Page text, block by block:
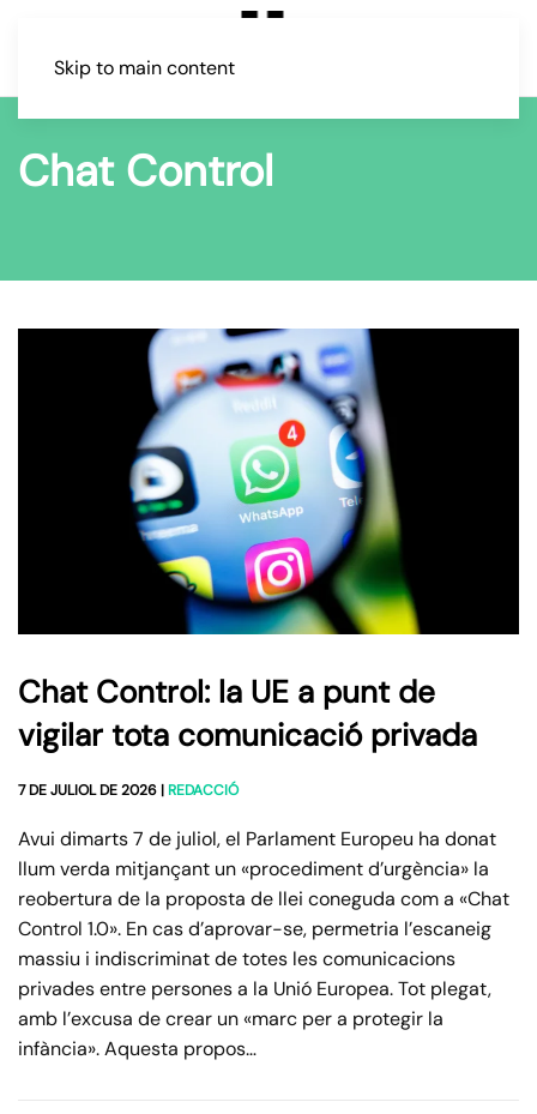
Skip to main content
Chat Control
Chat Control: la UE a punt de
vigilar tota comunicació privada
7 DE JULIOL DE 2026 |REDACCIÓ
Avui dimarts 7 de juliol, el Parlament Europeu ha donat
llum verda mitjançant un «procediment d’urgència» la
reobertura de la proposta de llei coneguda com a «Chat
Control 1.0». En cas d’aprovar-se, permetria l’escaneig
massiu i indiscriminat de totes les comunicacions
privades entre persones a la Unió Europea. Tot plegat,
amb l’excusa de crear un «marc per a protegir la
infància». Aquesta propos…